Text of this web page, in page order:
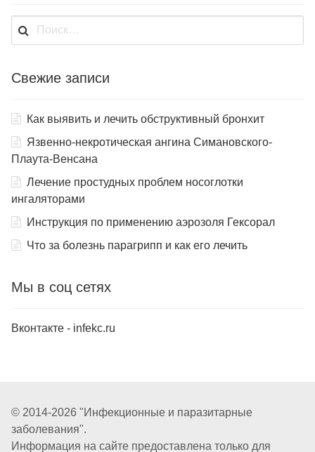
Найти:
Свежие записи
Как выявить и лечить обструктивный бронхит
Язвенно-некротическая ангина Симановского-
Плаута-Венсана
Лечение простудных проблем носоглотки
ингаляторами
Инструкция по применению аэрозоля Гексорал
Что за болезнь парагрипп и как его лечить
Мы в соц сетях
Вконтакте - infekc.ru
© 2014-2026 "Инфекционные и паразитарные
заболевания".
Информация на сайте предоставлена только для